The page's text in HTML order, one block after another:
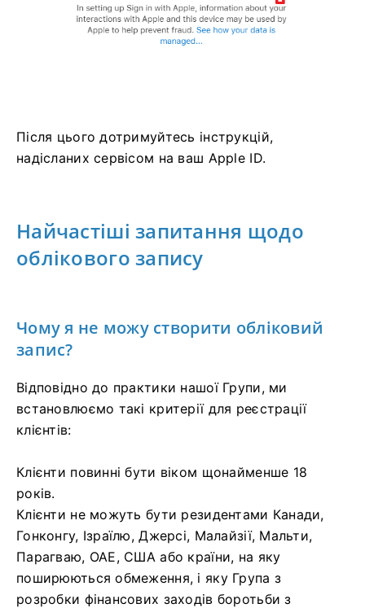
Після цього дотримуйтесь інструкцій,
надісланих сервісом на ваш Apple ID.
Найчастіші запитання щодо
облікового запису
Чому я не можу створити обліковий
запис?
Відповідно до практики нашої Групи, ми
встановлюємо такі критерії для реєстрації
клієнтів:
Клієнти повинні бути віком щонайменше 18
років.
Клієнти не можуть бути резидентами Канади,
Гонконгу, Ізраїлю, Джерсі, Малайзії, Мальти,
Парагваю, ОАЕ, США або країни, на яку
поширюються обмеження, і яку Група з
розробки фінансових заходів боротьби з